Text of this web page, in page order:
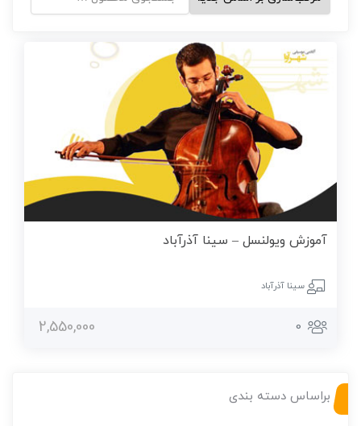
برای:
آموزش ویولنسل – سینا آذرآباد
سینا آذرآباد
0
2,550,000
براساس دسته بندی